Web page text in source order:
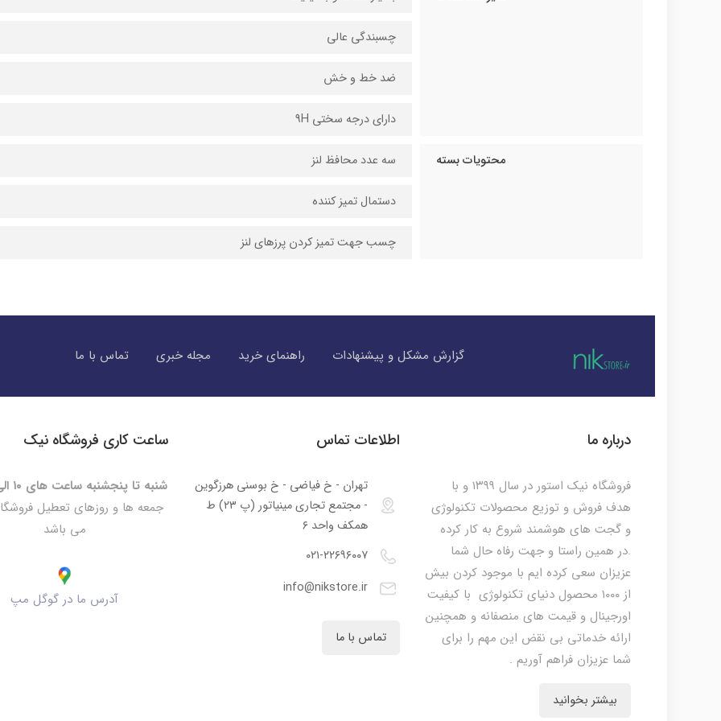
چسبندگی عالی
ضد خط و خش
دارای درجه سختی 9H
محتویات بسته سه عدد محافظ لنز
دستمال تمیز کننده
چسب جهت تمیز کردن پرزهای لنز
گزارش مشکل و پیشنهادات راهنمای خرید مجله خبری تماس با ما
درباره ما
فروشگاه نیک استور در سال ۱۳۹۹ و با
هدف فروش و توزیع محصولات تکنولوژی
و گجت های هوشمند شروع به کار کرده
.در همین راستا و جهت رفاه حال شما
عزیزان سعی کرده ایم با موجود کردن بیش
از ۱۰۰۰ محصول دنیای تکنولوژی با کیفیت
اورجینال و قیمت های منصفانه و همچنین
ارائه خدماتی بی نقض این مهم را برای
شما عزیزان فراهم آوریم .
بیشتر بخوانید
اطلاعات تماس
تهران - خ فیاضی - خ بوسنی هرزگوین
- مجتمع تجاری مینیاتور (پ ۲۳) ط
همکف واحد ۶
۰۲۱-۲۲۶۹۶۰۰۷
info@nikstore.ir
تماس با ما
ساعت کاری فروشگاه نیک
شنبه تا پنجشنبه ساعت های ۱۰ الی ۲۰:۳۰
جمعه ها و روزهای تعطیل
می باشد
آدرس ما در گوگل مپ